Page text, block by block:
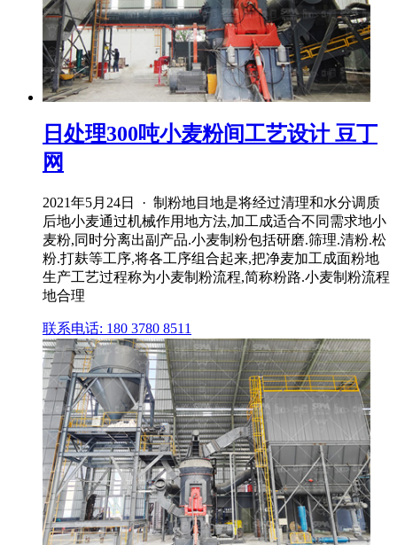
日处理300吨小麦粉间工艺设计 豆丁
网
2021年5月24日 · 制粉地目地是将经过清理和水分调质
后地小麦通过机械作用地方法,加工成适合不同需求地小
麦粉,同时分离出副产品.小麦制粉包括研磨.筛理.清粉.松
粉.打麸等工序,将各工序组合起来,把净麦加工成面粉地
生产工艺过程称为小麦制粉流程,简称粉路.小麦制粉流程
地合理
联系电话: 180 3780 8511